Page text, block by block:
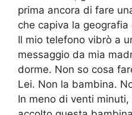
prima ancora di fare
che capiva la
Il mio telefono vibrò a
messaggio da mia
dorme. Non so cosa
Lei. Non la bambina.
In meno di venti